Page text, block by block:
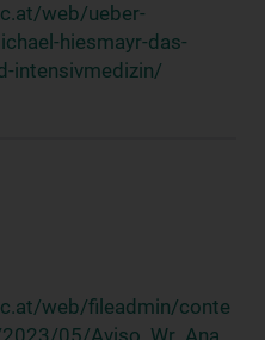
web/ueber-
hiesmayr-das-
intensivmedizin/
web/fileadmin/conte
05/Aviso_Wr_Ana_